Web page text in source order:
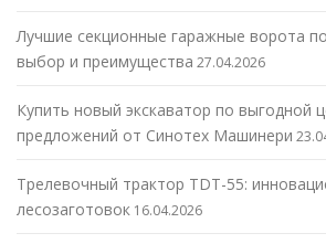
Лучшие секционные гаражные ворота
выбор и преимущества 27.04.2026
Купить новый экскаватор по выгодной
предложений от Синотех Машинери
Трелевочный трактор TDT-55:
лесозаготовок 16.04.2026